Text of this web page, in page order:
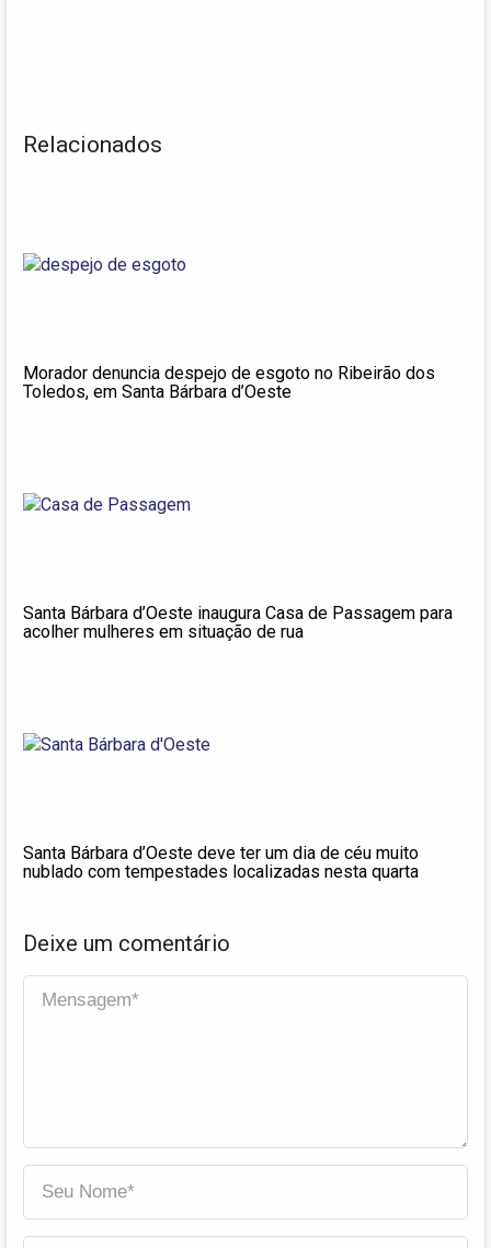
Relacionados
Morador denuncia despejo de esgoto no Ribeirão dos
Toledos, em Santa Bárbara d’Oeste
Santa Bárbara d’Oeste inaugura Casa de Passagem para
acolher mulheres em situação de rua
Santa Bárbara d’Oeste deve ter um dia de céu muito
nublado com tempestades localizadas nesta quarta
Deixe um comentário